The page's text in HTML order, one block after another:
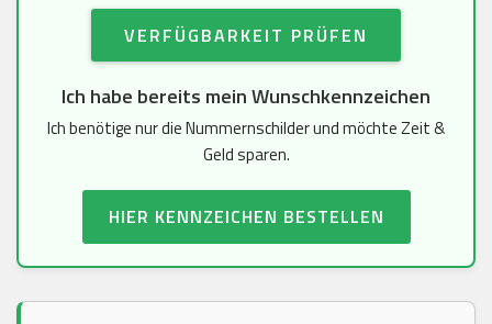
VERFÜGBARKEIT PRÜFEN
Ich habe bereits mein Wunschkennzeichen
Ich benötige nur die Nummernschilder und möchte Zeit &
Geld sparen.
HIER KENNZEICHEN BESTELLEN